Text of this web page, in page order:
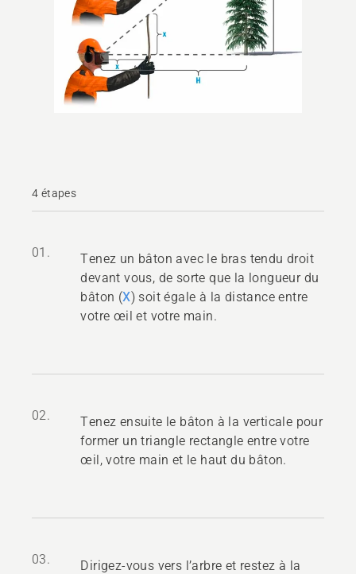
4 étapes
01.
Tenez un bâton avec le bras tendu droit
devant vous, de sorte que la longueur du
bâton (X) soit égale à la distance entre
votre œil et votre main.
02.
Tenez ensuite le bâton à la verticale pour
former un triangle rectangle entre votre
œil, votre main et le haut du bâton.
03.
Dirigez-vous vers l’arbre et restez à la